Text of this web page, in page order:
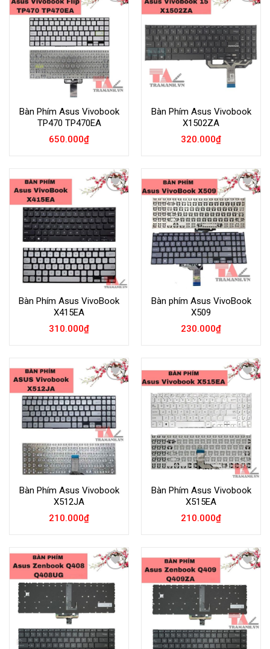
Wishlist
Bàn Phím Asus Vivobook
TP470 TP470EA
650.000₫
Bàn Phím Asus Vivobook
X1502ZA
320.000₫
Wishlist
Bàn Phím Asus VivoBook
X415EA
310.000₫
Add to
Wishlist
Bàn phím Asus VivoBook
X509
230.000₫
Wishlist
Bàn Phím Asus Vivobook
X512JA
210.000₫
Wishlist
Bàn Phím Asus Vivobook
X515EA
210.000₫
Wishlist
Wishlist